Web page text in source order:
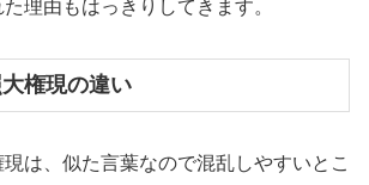
理由もはっきりしてきます。
権現の違い
は、似た言葉なので混乱しやすいとこ